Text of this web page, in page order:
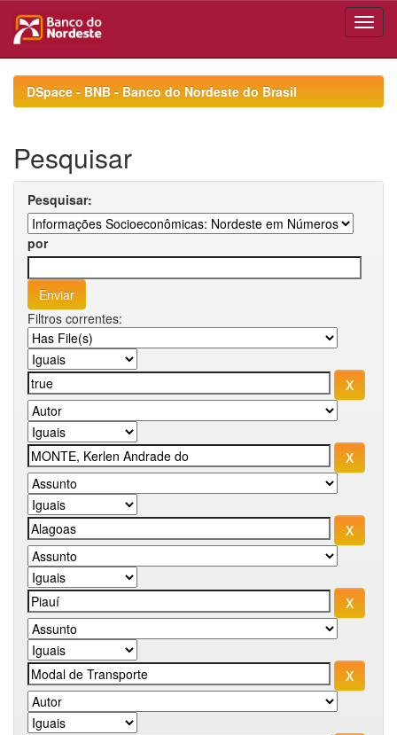
navigationDSpace - BNB - Banco do Nordeste do Brasil
Pesquisar
Pesquisar:
por
Filtros correntes: